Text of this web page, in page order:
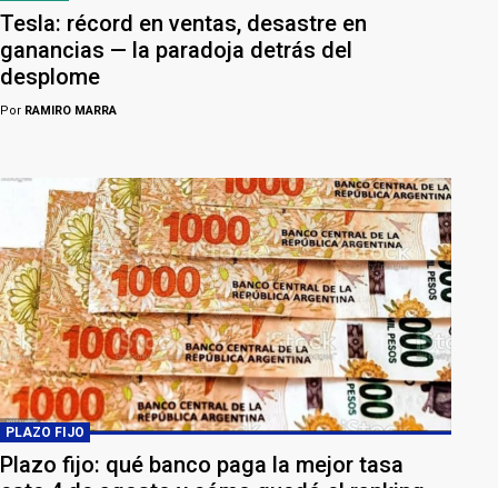
Tesla: récord en ventas, desastre en
ganancias — la paradoja detrás del
desplome
Por RAMIRO MARRA
PLAZO FIJO
Plazo fijo: qué banco paga la mejor tasa